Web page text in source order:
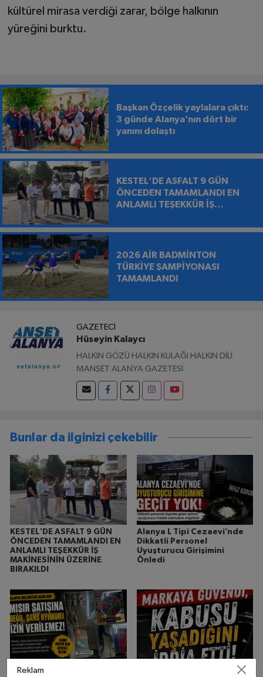
kültürel mirasa verdiği zarar, bölge halkının
yüreğini burktu.
Başkan Özçelik yaylalara çıktı:
3 günde Alanya’nın dört bir
yanını dolaştı
KESTEL'DE ASFALT 9 GÜN
ÖNCEDEN TAMAMLANDI EN
ANLAMLI TEŞEKKÜR İŞ
BIRAKILDI
2026 AİR BADMİNTON
TÜRKİYE ŞAMPİYONASI
TAMAMLANDI
GAZETECI
Hüseyin Kalaycı
HALKIN GÖZÜ HALKIN KULAĞI HALKIN DİLİ
MANŞET ALANYA GAZETESİ
Bunlar da ilginizi çekebilir
KESTEL'DE ASFALT 9 GÜN
ÖNCEDEN TAMAMLANDI EN
ANLAMLI TEŞEKKÜR İŞ
MAKİNESİNİN ÜZERİNE
BIRAKILDI
Alanya L Tipi Cezaevi’nde
Dikkatli Personel
Uyuşturucu Girişimini
Önledi
Alanya Belediyesi’nden
“Markaya Güvendi, Kabusu
Reklam